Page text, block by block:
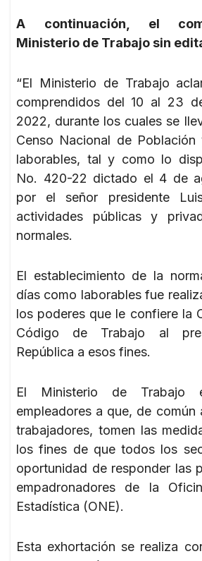
A continuación, el
Ministerio de Trabajo sin
“El Ministerio de Trabajo
comprendidos del 10 al 23
2022, durante los cuales se
Censo Nacional de Población
laborables, tal y como lo
No. 420-22 dictado el 4 de
por el señor presidente
actividades públicas y
normales.
El establecimiento de la
días como laborables fue
los poderes que le confiere la
Código de Trabajo al
República a esos fines.
El Ministerio de Trabajo
empleadores a que, de común
trabajadores, tomen las
los fines de que todos los
oportunidad de responder las
empadronadores de la
Estadística (ONE).
Esta exhortación se realiza